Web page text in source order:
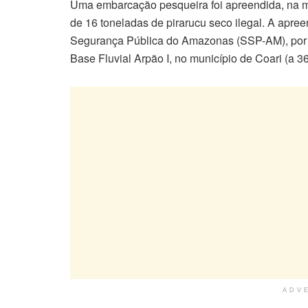
Uma embarcação pesqueira foi apreendida, na
de 16 toneladas de pirarucu seco ilegal. A
Segurança Pública do Amazonas (SSP-AM),
Base Fluvial Arpão I, no município de Coari (a